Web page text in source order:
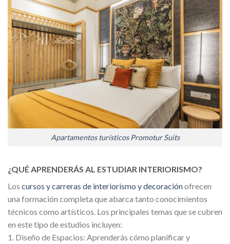
Apartamentos turísticos Promotur Suits
¿QUÉ APRENDERÁS AL ESTUDIAR INTERIORISMO?
Los cursos y carreras de interiorismo y decoraciónofrecen
una formación completa que abarca tanto conocimientos
técnicos como artísticos. Los principales temas que se cubren
en este tipo de estudios incluyen:
1. Diseño de Espacios: Aprenderás cómo planificar y